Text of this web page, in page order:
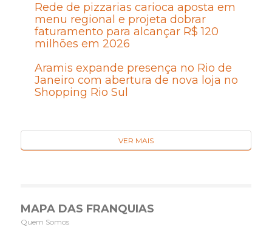
Rede de pizzarias carioca aposta em
menu regional e projeta dobrar
faturamento para alcançar R$ 120
milhões em 2026
Aramis expande presença no Rio de
Janeiro com abertura de nova loja no
Shopping Rio Sul
VER MAIS
MAPA DAS FRANQUIAS
Quem Somos